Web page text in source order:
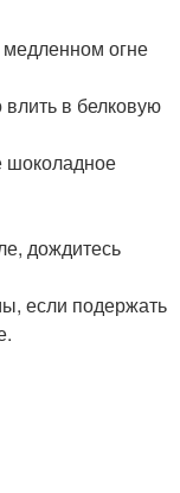
огне
в белковую
дождитесь
если подержать